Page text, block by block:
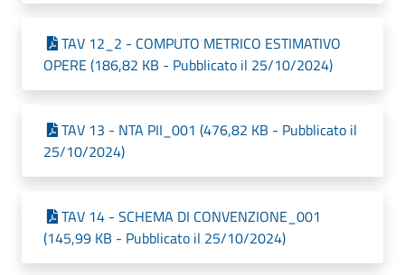
TAV 12_2 - COMPUTO METRICO ESTIMATIVO
OPERE (186,82 KB - Pubblicato il 25/10/2024)
TAV 13 - NTA PII_001 (476,82 KB - Pubblicato il
25/10/2024)
TAV 14 - SCHEMA DI CONVENZIONE_001
(145,99 KB - Pubblicato il 25/10/2024)